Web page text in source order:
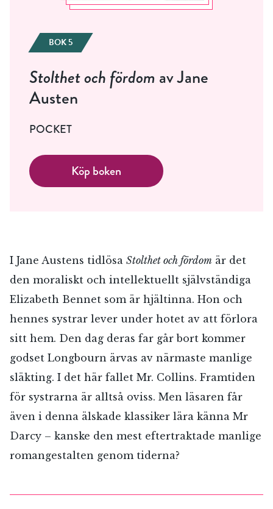
BOK 5
Stolthet och fördom av Jane
Austen
POCKET
Köp boken
I Jane Austens tidlösa Stolthet och fördom är det
den moraliskt och intellektuellt självständiga
Elizabeth Bennet som är hjältinna. Hon och
hennes systrar lever under hotet av att förlora
sitt hem. Den dag deras far går bort kommer
godset Longbourn ärvas av närmaste manlige
släkting. I det här fallet Mr. Collins. Framtiden
för systrarna är alltså oviss. Men läsaren får
även i denna älskade klassiker lära känna Mr
Darcy – kanske den mest eftertraktade manlige
romangestalten genom tiderna?